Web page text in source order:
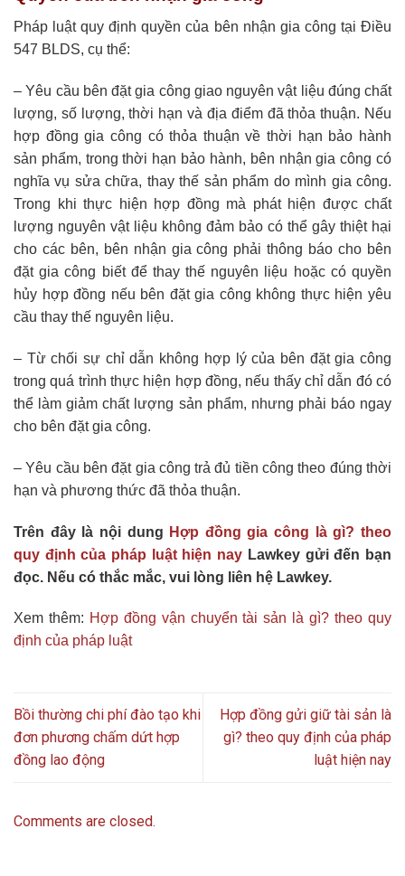
Pháp luật quy định quyền của bên nhận gia công tại Điều
547 BLDS, cụ thể:
– Yêu cầu bên đặt gia công giao nguyên vật liệu đúng chất
lượng, số lượng, thời hạn và địa điểm đã thỏa thuận. Nếu
hợp đồng gia công có thỏa thuận về thời hạn bảo hành
sản phẩm, trong thời hạn bảo hành, bên nhận gia công có
nghĩa vụ sửa chữa, thay thế sản phẩm do mình gia công.
Trong khi thực hiện hợp đồng mà phát hiện được chất
lượng nguyên vật liệu không đảm bảo có thể gây thiệt hại
cho các bên, bên nhận gia công phải thông báo cho bên
đặt gia công biết để thay thế nguyên liệu hoặc có quyền
hủy hợp đồng nếu bên đặt gia công không thực hiện yêu
cầu thay thế nguyên liệu.
– Từ chối sự chỉ dẫn không hợp lý của bên đặt gia công
trong quá trình thực hiện hợp đồng, nếu thấy chỉ dẫn đó có
thể làm giảm chất lượng sản phẩm, nhưng phải báo ngay
cho bên đặt gia công.
– Yêu cầu bên đặt gia công trả đủ tiền công theo đúng thời
hạn và phương thức đã thỏa thuận.
Trên đây là nội dung Hợp đồng gia công là gì? theo
quy định của pháp luật hiện nay Lawkey gửi đến bạn
đọc. Nếu có thắc mắc, vui lòng liên hệ Lawkey.
Xem thêm: Hợp đồng vận chuyển tài sản là gì? theo quy
định của pháp luật
Bồi thường chi phí đào tạo khi
đơn phương chấm dứt hợp
đồng lao động
Hợp đồng gửi giữ tài sản là
gì? theo quy định của pháp
luật hiện nay
Comments are closed.